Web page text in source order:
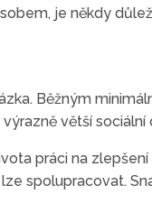
je někdy
Běžným
větší sociální
práci na
spolupracovat.